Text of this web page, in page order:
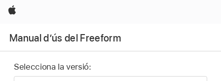
Apple
Manual d’ús del Freeform
Selecciona la versió: